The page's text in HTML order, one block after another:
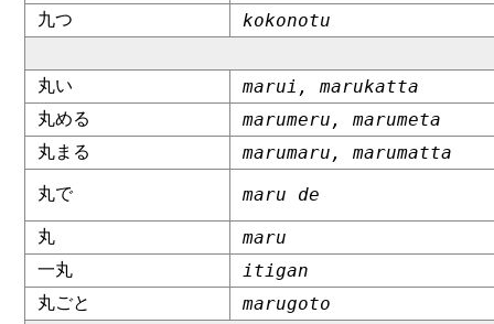
九つ kokonotu
丸い marui, marukatta
丸める marumeru, marumeta
丸まる marumaru, marumatta
丸で maru de
丸 maru
一丸 itigan
丸ごと marugoto